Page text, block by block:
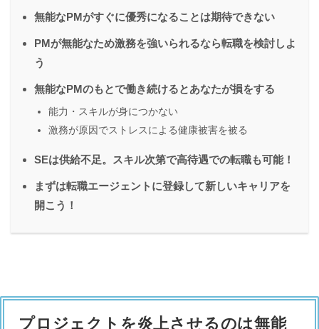
無能なPMがすぐに優秀になることは期待できない
PMが無能なため激務を強いられるなら転職を検討しよ
う
無能なPMのもとで働き続けるとあなたが損をする
能力・スキルが身につかない
激務が原因でストレスによる健康被害を被る
SEは供給不足。スキル次第で高待遇での転職も可能！
まずは転職エージェントに登録して新しいキャリアを
開こう！
プロジェクトを炎上させるのは無能